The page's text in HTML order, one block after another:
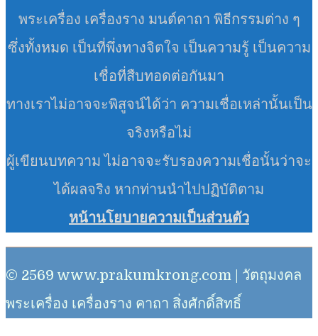
พระเครื่อง เครื่องราง มนต์คาถา พิธีกรรมต่าง ๆ
ซึ่งทั้งหมด เป็นที่พึ่งทางจิตใจ เป็นความรู้ เป็นความ
เชื่อที่สืบทอดต่อกันมา
ทางเราไม่อาจจะพิสูจน์ได้ว่า ความเชื่อเหล่านั้นเป็น
จริงหรือไม่
ผู้เขียนบทความ ไม่อาจจะรับรองความเชื่อนั้นว่าจะ
ได้ผลจริง หากท่านนำไปปฏิบัติตาม
หน้านโยบายความเป็นส่วนตัว
© 2569 www.prakumkrong.com | วัตถุมงคล
พระเครื่อง เครื่องราง คาถา สิ่งศักดิ์สิทธิ์